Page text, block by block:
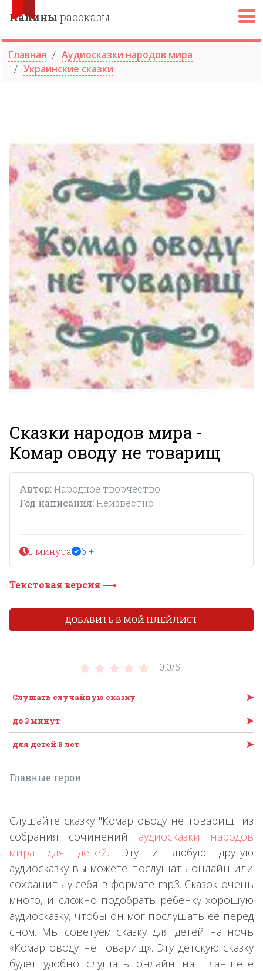
Папины рассказы
Главная
Аудиосказки народов мира
Украинские сказки
Сказки народов мира -
Комар оводу не товарищ
Автор:Народное творчество
Год написания:Неизвестно
1 минута 6 +
Текстовая версия ⟶
0.0/5
Слушать случайную сказку ➤
до 3 минут ➤
для детей 8 лет ➤
Главные герои:
ДОБАВИТЬ В МОЙ ПЛЕЙЛИСТ
Слушайте сказку "Комар оводу не товарищ" из
собрания сочинений аудиосказки народов
мира для детей. Эту и любую другую
аудиосказку вы можете послушать онлайн или
сохранить у себя в формате mp3. Сказок очень
много, и сложно подобрать ребенку хорошую
аудиосказку, чтобы он мог послушать ее перед
сном. Мы советуем сказку для детей на ночь
«Комар оводу не товарищ». Эту детскую сказку
будет удобно слушать онлайн на планшете